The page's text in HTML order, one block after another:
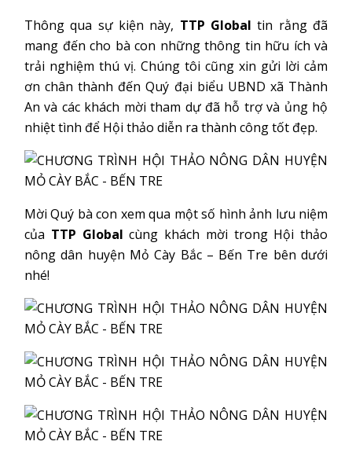
Thông qua sự kiện này, TTP Global tin rằng đã
mang đến cho bà con những thông tin hữu ích và
trải nghiệm thú vị. Chúng tôi cũng xin gửi lời cảm
ơn chân thành đến Quý đại biểu UBND xã Thành
An và các khách mời tham dự đã hỗ trợ và ủng hộ
nhiệt tình để Hội thảo diễn ra thành công tốt đẹp.
Mời Quý bà con xem qua một số hình ảnh lưu niệm
của TTP Globalcùng khách mời trong Hội thảo
nông dân huyện Mỏ Cày Bắc – Bến Tre bên dưới
nhé!